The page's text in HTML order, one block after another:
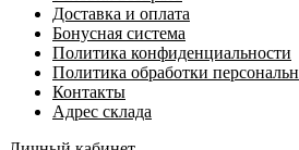
Доставка и оплата
Бонусная система
Политика конфиденциальности
Политика обработки
Контакты
Адрес склада